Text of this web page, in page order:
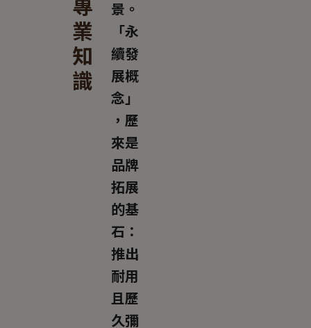
業
知
識
景。
「永
續發
展概
念」
，歷
來是
品牌
拓展
的基
石：
推出
耐用
且歷
久彌